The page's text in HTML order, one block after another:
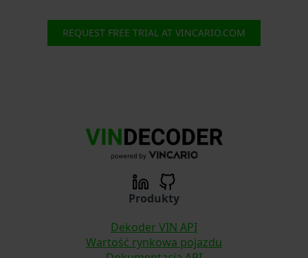
REQUEST FREE TRIAL AT VINCARIO.COM
Produkty
Dekoder VIN API
Wartość rynkowa pojazdu